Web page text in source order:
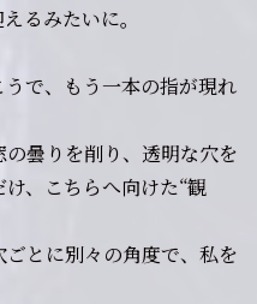
るみたいに。
で、もう一本の指が現れ
曇りを削り、透明な穴を
、こちらへ向けた“観
とに別々の角度で、私を